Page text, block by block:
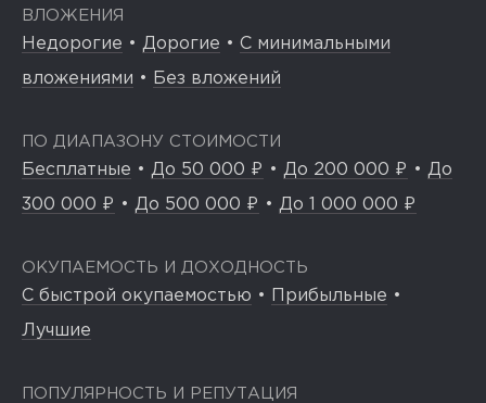
ВЛОЖЕНИЯ
Недорогие • Дорогие • С минимальными
вложениями • Без вложений
ПО ДИАПАЗОНУ СТОИМОСТИ
Бесплатные • До 50 000 ₽ • До 200 000 ₽ • До
300 000 ₽ • До 500 000 ₽ • До 1 000 000 ₽
ОКУПАЕМОСТЬ И ДОХОДНОСТЬ
С быстрой окупаемостью • Прибыльные •
Лучшие
ПОПУЛЯРНОСТЬ И РЕПУТАЦИЯ